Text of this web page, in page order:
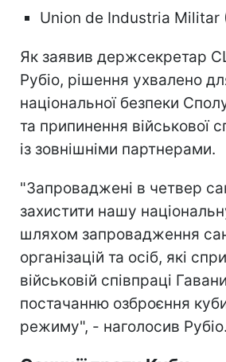
Union de Industria Militar
Як заявив держсекретар
Рубіо, рішення ухвалено
національної безпеки
та припинення військової
із зовнішніми партнерами.
"Запроваджені в четвер
захистити нашу
шляхом запровадження
організацій та осіб, які
військовій співпраці
постачанню озброєння
режиму", - наголосив Рубіо.